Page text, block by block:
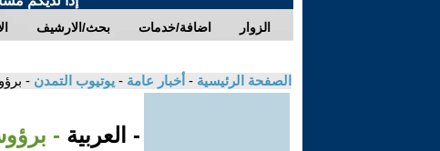
بحث/الارشيف اضافة/خدمات الزوار
الصفحة الرئيسية - أخبار عامة - يوتيوب التمدن -
- العربية -